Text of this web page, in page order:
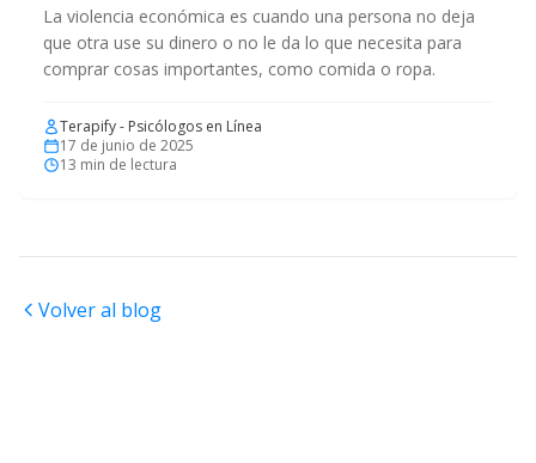
La violencia económica es cuando una persona no deja
que otra use su dinero o no le da lo que necesita para
comprar cosas importantes, como comida o ropa.
Terapify - Psicólogos en Línea
17 de junio de 2025
13 min de lectura
Volver al blog